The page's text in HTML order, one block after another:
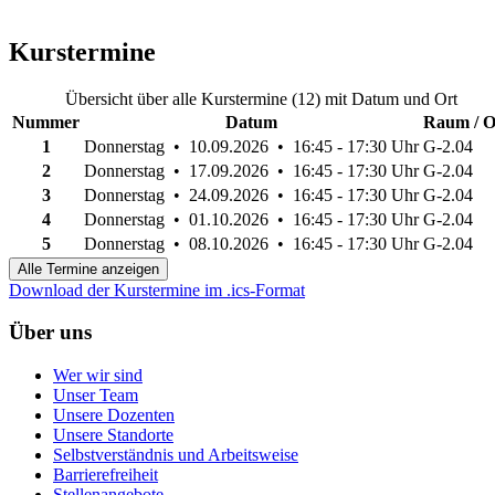
Kurstermine
Übersicht über alle Kurstermine (12) mit Datum und Ort
Nummer
Datum
Raum /
1
Donnerstag • 10.09.2026 • 16:45 - 17:30 Uhr G-2.04
2
Donnerstag • 17.09.2026 • 16:45 - 17:30 Uhr G-2.04
3
Donnerstag • 24.09.2026 • 16:45 - 17:30 Uhr G-2.04
4
Donnerstag • 01.10.2026 • 16:45 - 17:30 Uhr G-2.04
5
Donnerstag • 08.10.2026 • 16:45 - 17:30 Uhr G-2.04
Alle Termine anzeigen
Download der Kurstermine im .ics-Format
Über uns
Wer wir sind
Unser Team
Unsere Dozenten
Unsere Standorte
Selbstverständnis und Arbeitsweise
Barrierefreiheit